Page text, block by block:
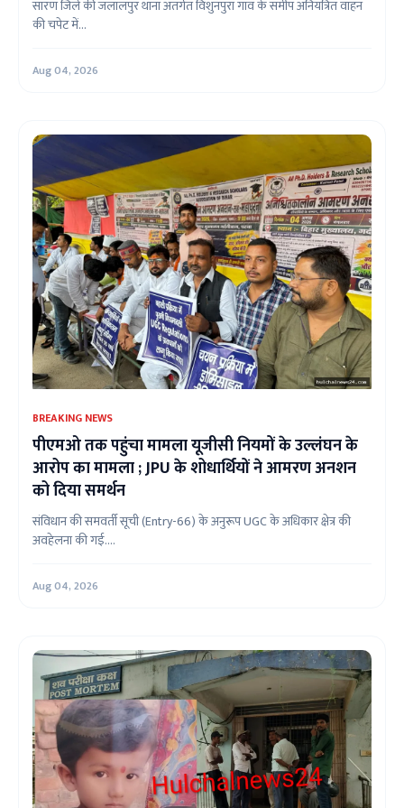
सारण जिले की जलालपुर थाना अंतर्गत विशुनपुरा गांव के समीप अनियंत्रित वाहन
की चपेट में...
Aug 04, 2026
BREAKING NEWS
पीएमओ तक पहुंचा मामला यूजीसी नियमों के उल्लंघन के
आरोप का मामला ; JPU के शोधार्थियों ने आमरण अनशन
को दिया समर्थन
संविधान की समवर्ती सूची (Entry-66) के अनुरूप UGC के अधिकार क्षेत्र की
अवहेलना की गई....
Aug 04, 2026